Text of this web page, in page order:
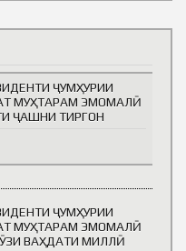
ҶУМҲУРИИ
МУҲТАРАМ ЭМОМАЛӢ
ҶАШНИ ТИРГОН
ҶУМҲУРИИ
МУҲТАРАМ ЭМОМАЛӢ
ВАҲДАТИ МИЛЛӢ